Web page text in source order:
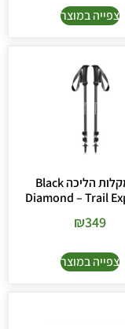
צפייה במוצר
זוג מקלות הליכה Black
Diamond – Trail
₪349
צפייה במוצר